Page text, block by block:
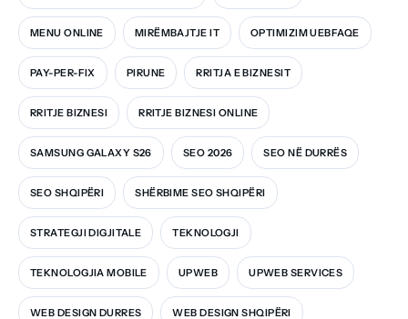
MENU ONLINE MIRËMBAJTJE IT OPTIMIZIM UEBFAQE
PAY-PER-FIX PIRUNE RRITJA E BIZNESIT
RRITJE BIZNESI RRITJE BIZNESI ONLINE
SAMSUNG GALAXY S26 SEO 2026 SEO NË DURRËS
SEO SHQIPËRI SHËRBIME SEO SHQIPËRI
STRATEGJI DIGJITALE TEKNOLOGJI
TEKNOLOGJIA MOBILE UPWEB UPWEB SERVICES
WEB DESIGN DURRES WEB DESIGN SHQIPËRI